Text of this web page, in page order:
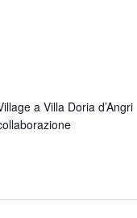
a Villa Doria d’Angri